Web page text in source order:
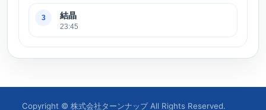
3 結晶
23:45
Copyright © 株式会社ターンナップ All Rights Reserved.